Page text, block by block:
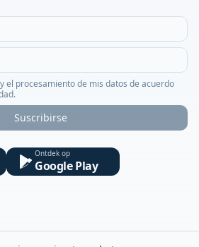
el procesamiento de mis datos de acuerdo
Suscribirse
Ontdek op
Google Play